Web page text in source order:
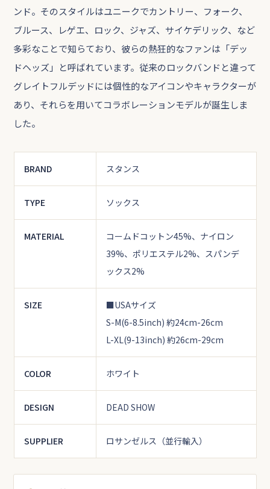
ンド。そのスタイルはユニークでカントリー、フォーク、
ブルース、レゲエ、ロック、ジャズ、サイケデリック、など
多彩なことで知らており、彼らの熱狂的なファンは「デッ
ドヘッズ」と呼ばれています。従来のロックバンドと違って
グレイトフルデッドには個性的なアイコンやキャラクターが
あり、それらを用いてコラボレーションモデルが誕生しま
した。
BRAND スタンス
TYPE ソックス
MATERIAL
コームドコットン45%、ナイロン
39%、ポリエステル2%、スパンデ
ックス2%
SIZE
■USAサイズ
S-M(6-8.5inch) 約24cm-26cm
L-XL(9-13inch) 約26cm-29cm
COLOR ホワイト
DESIGN DEAD SHOW
SUPPLIER ロサンゼルス（並行輸入）